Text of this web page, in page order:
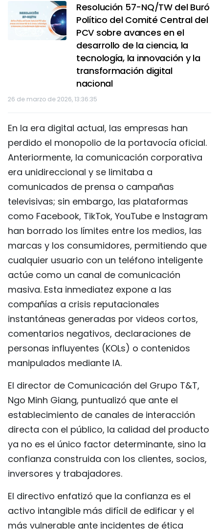
Resolución 57-NQ/TW del Buró
Político del Comité Central del
PCV sobre avances en el
desarrollo de la ciencia, la
tecnología, la innovación y la
transformación digital
nacional
26 de marzo de 2026, 13:36:35
En la era digital actual, las empresas han
perdido el monopolio de la portavocía oficial.
Anteriormente, la comunicación corporativa
era unidireccional y se limitaba a
comunicados de prensa o campañas
televisivas; sin embargo, las plataformas
como Facebook, TikTok, YouTube e Instagram
han borrado los límites entre los medios, las
marcas y los consumidores, permitiendo que
cualquier usuario con un teléfono inteligente
actúe como un canal de comunicación
masiva. Esta inmediatez expone a las
compañías a crisis reputacionales
instantáneas generadas por videos cortos,
comentarios negativos, declaraciones de
personas influyentes (KOLs) o contenidos
manipulados mediante IA.
El director de Comunicación del Grupo T&T,
Ngo Minh Giang, puntualizó que ante el
establecimiento de canales de interacción
directa con el público, la calidad del producto
ya no es el único factor determinante, sino la
confianza construida con los clientes, socios,
inversores y trabajadores.
El directivo enfatizó que la confianza es el
activo intangible más difícil de edificar y el
más vulnerable ante incidentes de ética